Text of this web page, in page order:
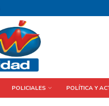
POLICIALES POLÍTICA Y